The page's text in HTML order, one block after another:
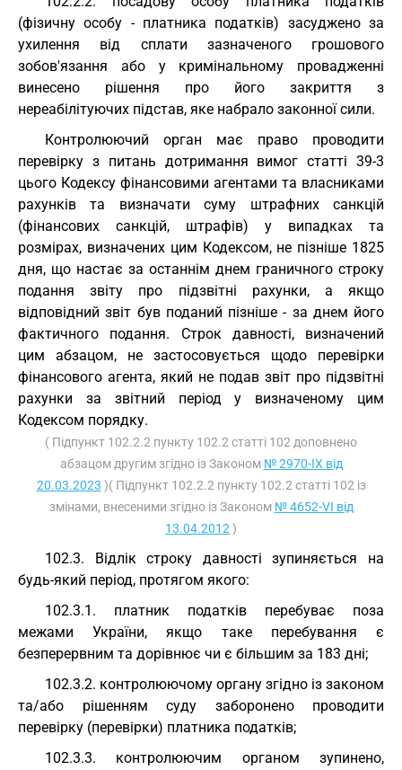
(фізичну особу - платника податків) засуджено за
ухилення від сплати зазначеного грошового
зобов'язання або у кримінальному провадженні
винесено рішення про його закриття з
нереабілітуючих підстав, яке набрало законної сили.
Контролюючий орган має право проводити
перевірку з питань дотримання вимог статті 39-3
цього Кодексу фінансовими агентами та власниками
рахунків та визначати суму штрафних санкцій
(фінансових санкцій, штрафів) у випадках та
розмірах, визначених цим Кодексом, не пізніше 1825
дня, що настає за останнім днем граничного строку
подання звіту про підзвітні рахунки, а якщо
відповідний звіт був поданий пізніше - за днем його
фактичного подання. Строк давності, визначений
цим абзацом, не застосовується щодо перевірки
фінансового агента, який не подав звіт про підзвітні
рахунки за звітний період у визначеному цим
Кодексом порядку.
( Підпункт 102.2.2 пункту 102.2 статті 102 доповнено
абзацом другим згідно із Законом № 2970-IX від
20.03.2023 )( Підпункт 102.2.2 пункту 102.2 статті 102 із
змінами, внесеними згідно із Законом № 4652-VI від
13.04.2012 )
102.3. Відлік строку давності зупиняється на
будь-який період, протягом якого:
102.3.1. платник податків перебуває поза
межами України, якщо таке перебування є
безперервним та дорівнює чи є більшим за 183 дні;
102.3.2. контролюючому органу згідно із законом
та/або рішенням суду заборонено проводити
перевірку (перевірки) платника податків;
102.3.3. контролюючим органом зупинено,